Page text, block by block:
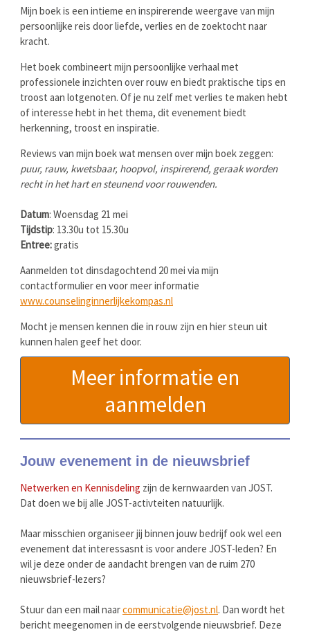
Mijn boek is een intieme en inspirerende weergave van mijn
persoonlijke reis door liefde, verlies en de zoektocht naar
kracht.
Het boek combineert mijn persoonlijke verhaal met
professionele inzichten over rouw en biedt praktische tips en
troost aan lotgenoten. Of je nu zelf met verlies te maken hebt
of interesse hebt in het thema, dit evenement biedt
herkenning, troost en inspiratie.
Reviews van mijn boek wat mensen over mijn boek zeggen:
puur, rauw, kwetsbaar, hoopvol, inspirerend, geraak worden
recht in het hart en steunend voor rouwenden.
Datum: Woensdag 21 mei
Tijdstip: 13.30u tot 15.30u
Entree:gratis
Aanmelden tot dinsdagochtend 20 mei via mijn
contactformulier en voor meer informatie
www.counselinginnerlijkekompas.nl
Mocht je mensen kennen die in rouw zijn en hier steun uit
kunnen halen geef het door.
Meer informatie en
aanmelden
Jouw evenement in de nieuwsbrief
Netwerken en Kennisdeling zijn de kernwaarden van JOST.
Dat doen we bij alle JOST-activteiten natuurlijk.
Maar misschien organiseer jij binnen jouw bedrijf ook wel een
evenement dat interessasnt is voor andere JOST-leden? En
wil je deze onder de aandacht brengen van de ruim 270
nieuwsbrief-lezers?
Stuur dan een mail naarcommunicatie@jost.nl. Dan wordt het
bericht meegenomen in de eerstvolgende nieuwsbrief. Deze